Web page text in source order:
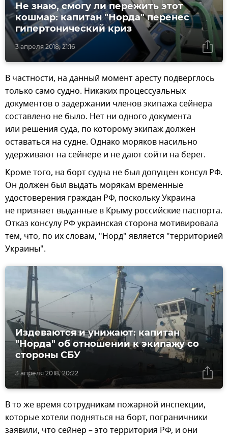
3 апреля 2018, 21:16
Не знаю, смогу ли пережить этот
кошмар: капитан "Норда" перенес
гипертонический криз
В частности, на данный момент аресту подверглось
только само судно. Никаких процессуальных
документов о задержании членов экипажа сейнера
составлено не было. Нет ни одного документа
или решения суда, по которому экипаж должен
оставаться на судне. Однако моряков насильно
удерживают на сейнере и не дают сойти на берег.
Кроме того, на борт судна не был допущен консул РФ.
Он должен был выдать морякам временные
удостоверения граждан РФ, поскольку Украина
не признает выданные в Крыму российские паспорта.
Отказ консулу РФ украинская сторона мотивировала
тем, что, по их словам, "Норд" является "территорией
Украины".
3 апреля 2018, 20:22
Издеваются и унижают: капитан
"Норда" об отношении к экипажу со
стороны СБУ
В то же время сотрудникам пожарной инспекции,
которые хотели подняться на борт, пограничники
заявили, что сейнер – это территория РФ, и они